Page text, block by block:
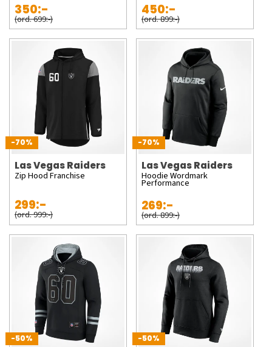
350:-
(ord. 699:-)
450:-
(ord. 899:-)
-70%
Las Vegas Raiders
Zip Hood Franchise
299:-
(ord. 999:-)
-70%
Las Vegas Raiders
Hoodie Wordmark
Performance
269:-
(ord. 899:-)
-50% -50%